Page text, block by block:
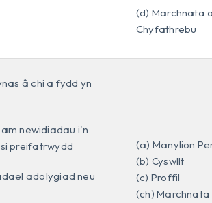
(d) Marchnata
Chyfathrebu
â chi a fydd yn
newidiadau i'n
preifatrwydd
adolygiad neu
(a) Manylion
(b) Cyswllt
(c) Proffil
(ch)